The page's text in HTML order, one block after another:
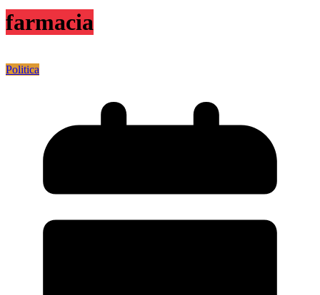
farmacia
Politica